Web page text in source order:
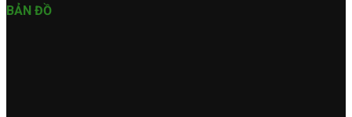
BẢN ĐỒ